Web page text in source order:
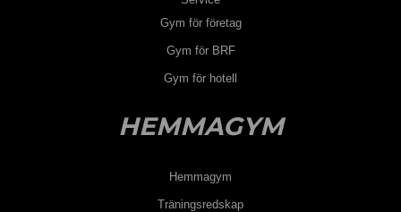
Gym för företag
Gym för BRF
Gym för hotell
HEMMAGYM
Hemmagym
Träningsredskap